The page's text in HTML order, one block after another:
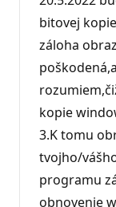
bitovej
záloha
kopie
3.K tomu
tvojho/
programu
obnovenie